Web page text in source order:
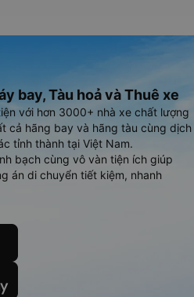
bay, Tàu hoả và Thuê xe
với hơn 3000+ nhà xe chất lượng
cả hãng bay và hãng tàu cùng dịch
tỉnh thành tại Việt Nam.
bạch cùng vô vàn tiện ích giúp
án di chuyển tiết kiệm, nhanh